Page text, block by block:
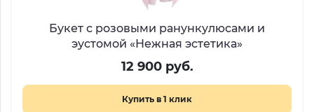
Букет с розовыми ранункулюсами и
эустомой «Нежная эстетика»
12 900 руб.
Купить в 1 клик